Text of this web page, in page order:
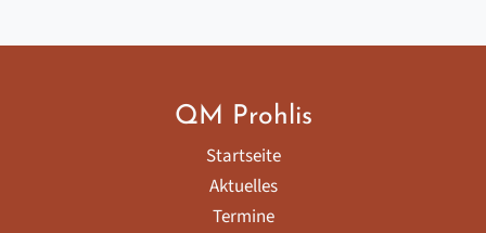
QM Prohlis
Startseite
Aktuelles
Termine